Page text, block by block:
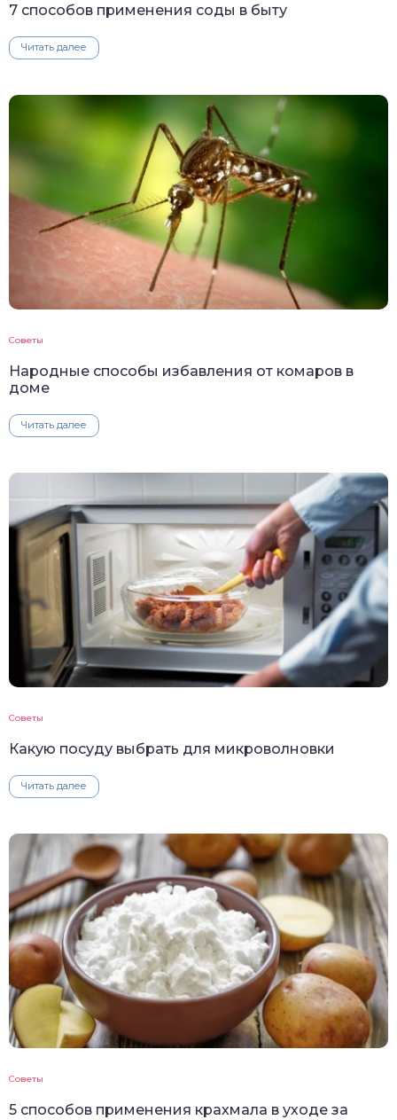
7 способов применения соды в быту
Читать далее
Советы
Народные способы избавления от комаров в
доме
Читать далее
Советы
Какую посуду выбрать для микроволновки
Читать далее
Советы
5 способов применения крахмала в уходе за